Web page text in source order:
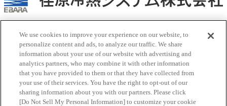
合わせはご遠慮ください
お問い合わせはこちら 新しいタブで開く
サイトポリシー
商標について
個人情報保護方針
新しいタブで開く
サイトマップ
We use cookies to improve your experience on our website, to
personalize content and ads, to analyze our traffic. We share
information about your use of our website with advertising and
analytics partners, who may combine it with other information
that you have provided to them or that they have collected from
your use of their services. You have the right to opt-out of our
sharing information about you with our partners. Please click
[Do Not Sell My Personal Information] to customize your cookie